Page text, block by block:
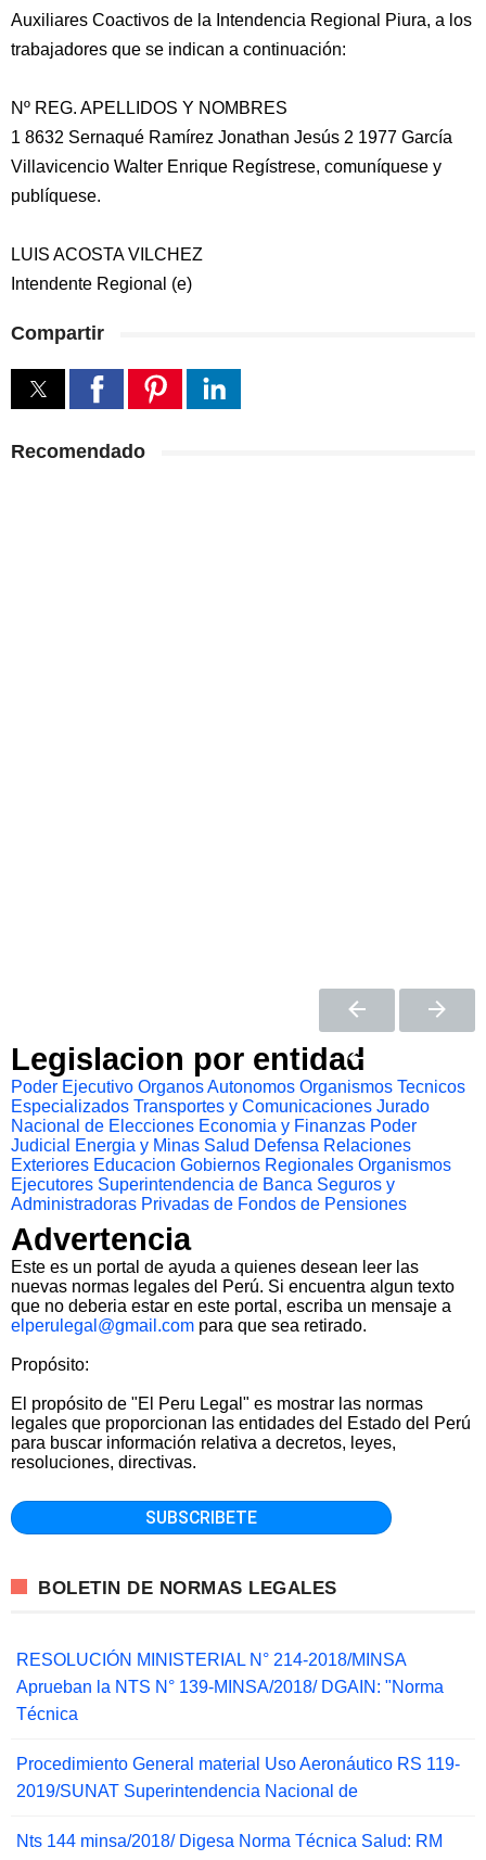
Auxiliares Coactivos de la Intendencia Regional Piura, a los
trabajadores que se indican a continuación:
Nº REG. APELLIDOS Y NOMBRES
1 8632 Sernaqué Ramírez Jonathan Jesús 2 1977 García
Villavicencio Walter Enrique Regístrese, comuníquese y
publíquese.
LUIS ACOSTA VILCHEZ
Intendente Regional (e)
Compartir
Recomendado
Legislacion por entidad
Poder Ejecutivo Organos Autonomos Organismos Tecnicos
Especializados Transportes y Comunicaciones Jurado
Nacional de Elecciones Economia y Finanzas Poder
Judicial
Energia y Minas Salud Defensa Relaciones
Exteriores Educacion Gobiernos Regionales Organismos
Ejecutores Superintendencia de Banca Seguros y
Administradoras Privadas de Fondos de Pensiones
Advertencia
Este es un portal de ayuda a quienes desean leer las
nuevas normas legales del Perú. Si encuentra algun texto
que no deberia estar en este portal, escriba un mensaje a
elperulegal@gmail.com para que sea retirado.
Propósito:
El propósito de "El Peru Legal" es mostrar las normas
legales que proporcionan las entidades del Estado del Perú
para buscar información relativa a decretos, leyes,
resoluciones, directivas.
BOLETIN DE NORMAS LEGALES
RESOLUCIÓN MINISTERIAL N° 214-2018/MINSA
Aprueban la NTS N° 139-MINSA/2018/ DGAIN: "Norma
Técnica
Procedimiento General material Uso Aeronáutico RS 119-
2019/SUNAT Superintendencia Nacional de
Nts 144 minsa/2018/ Digesa Norma Técnica Salud: RM